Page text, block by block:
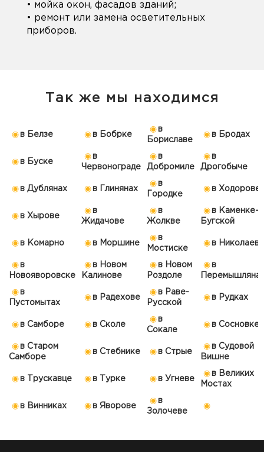
• мойка окон, фасадов зданий;
• ремонт или замена осветительных
приборов.
Так же мы находимся
в Белзе в Бобрке
в
Бориславе
в Бродах
в Буске
в
Червонограде
в
Добромиле
в
Дрогобыче
в Дублянах в Глинянах
в
Городке
в Ходорове
в Хырове
в
Жидачове
в
Жолкве
в Каменке-
Бугской
в Комарно в Моршине
в
Мостиске
в Николаеве
в
Новояворовске
в Новом
Калинове
в Новом
Роздоле
в
в
Пустомытах
в Радехове
в Раве-
Русской
в Рудках
в Самборе в Сколе
в
Сокале
в Сосновке
в Старом
Самборе
в Стебнике в Стрые
в Судовой
Вишне
в Трускавце в Турке в Угневе
в Великих
Мостах
в Винниках в Яворове
в
Золочеве